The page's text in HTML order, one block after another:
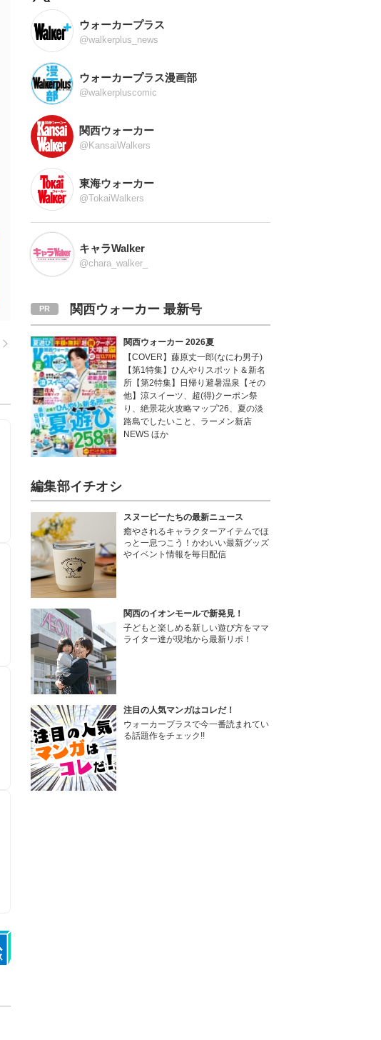
ウォーカープラス
@walkerplus_news
ウォーカープラス漫画部
@walkerpluscomic
関西ウォーカー
@KansaiWalkers
東海ウォーカー
@TokaiWalkers
キャラWalker
@chara_walker_
関西ウォーカー 最新号
関西ウォーカー 2026夏
【COVER】藤原丈一郎(なにわ男子)
【第1特集】ひんやりスポット＆新名
所【第2特集】日帰り避暑温泉【その
他】涼スイーツ、超(得)クーポン祭
り、絶景花火攻略マップ'26、夏の淡
路島でしたいこと、ラーメン新店
NEWS ほか
編集部イチオシ
スヌーピーたちの最新ニュース
癒やされるキャラクターアイテムでほ
っと一息つこう！かわいい最新グッズ
やイベント情報を毎日配信
関西のイオンモールで新発見！
子どもと楽しめる新しい遊び方をママ
ライター達が現地から最新リポ！
注目の人気マンガはコレだ！
ウォーカープラスで今一番読まれてい
る話題作をチェック!!